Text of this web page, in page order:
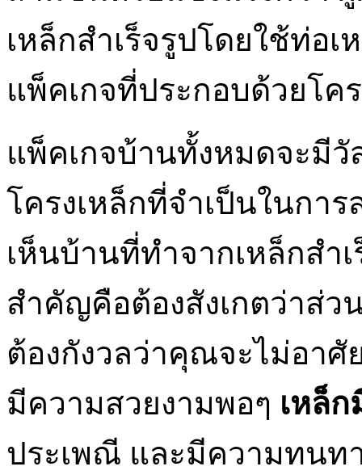
เหล็กสำเร็จรูปโดยใช้ท่อ
แพ็คเกจที่ประกอบด้วยโค
แพ็คเกจบ้านทั้งหมดจะมี
โครงเหล็กที่จำเป็นในกา
เห็นบ้านที่ทำจากเหล็กสำ
สำคัญคือต้องสังเกตว่าส่ว
ต้องกังวลว่าคุณจะไม่อา
มีความสวยงามพอๆ เหล็ก
ประเพณี และมีความทนท